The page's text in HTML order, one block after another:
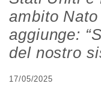
ambito
aggiunge:
del nostro
17/05/2025